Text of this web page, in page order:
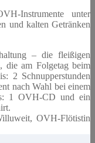
Instrumente unter
und kalten Getränken
– die fleißigen
die am Folgetag beim
2 Schnupperstunden
nach Wahl bei einem
1 OVH-CD und ein
OVH-Flötistin